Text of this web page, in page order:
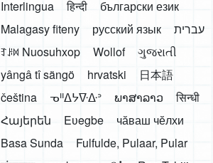
Interlingua
हिन्दी
български език
Malagasy fiteny
русский язык
עברית
ꆈꌠ꒿ Nuosuhxop
Wollof
ગુજરાતી
yângâ tî sängö
hrvatski
日本語
čeština
ᓀᐦᐃᔭᐍᐏᐣ ພາສາລາວ
सिन्धी
Հայերեն
Eʋegbe
чӑваш чӗлхи
Basa Sunda
Fulfulde, Pulaar, Pular